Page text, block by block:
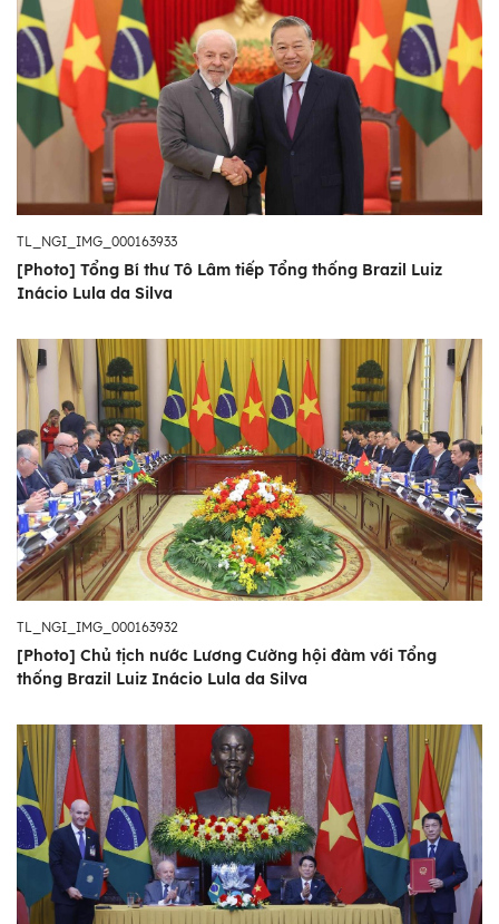
TL_NGI_IMG_000163933
[Photo] Tổng Bí thư Tô Lâm tiếp Tổng thống Brazil Luiz
Inácio Lula da Silva
TL_NGI_IMG_000163932
[Photo] Chủ tịch nước Lương Cường hội đàm với Tổng
thống Brazil Luiz Inácio Lula da Silva